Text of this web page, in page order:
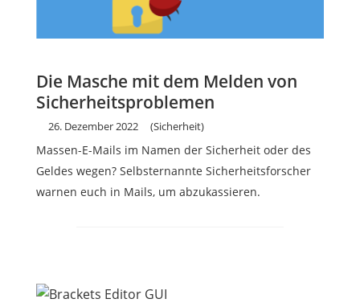
Die Masche mit dem Melden von
Sicherheitsproblemen
26. Dezember 2022 (Sicherheit)
Massen-E-Mails im Namen der Sicherheit oder des
Geldes wegen? Selbsternannte Sicherheitsforscher
warnen euch in Mails, um abzukassieren.